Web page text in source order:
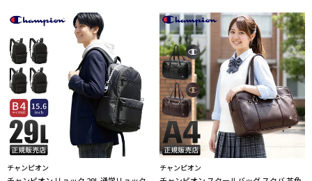
チャンピオン チャンピオン